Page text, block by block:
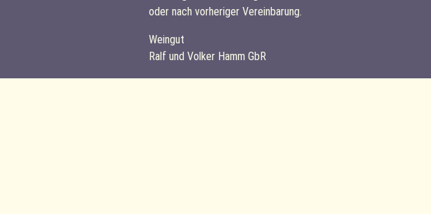
oder nach vorheriger Vereinbarung.
Weingut
Ralf und Volker Hamm GbR